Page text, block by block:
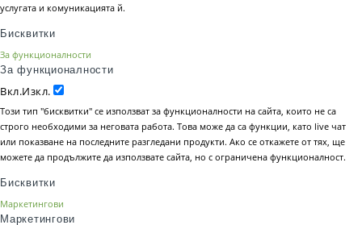
услугата и комуникацията й.
Бисквитки
За функционалности
За функционалности
Вкл.Изкл.
Този тип "бисквитки" се използват за функционалности на сайта, които не са
строго необходими за неговата работа. Това може да са функции, като live чат
или показване на последните разгледани продукти. Ако се откажете от тях, ще
можете да продължите да използвате сайта, но с ограничена функционалност.
Бисквитки
Маркетингови
Маркетингови